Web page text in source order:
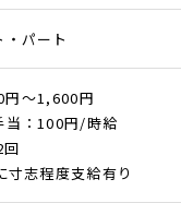
パート
～1,600円
当：100円/時給
寸志程度支給有り